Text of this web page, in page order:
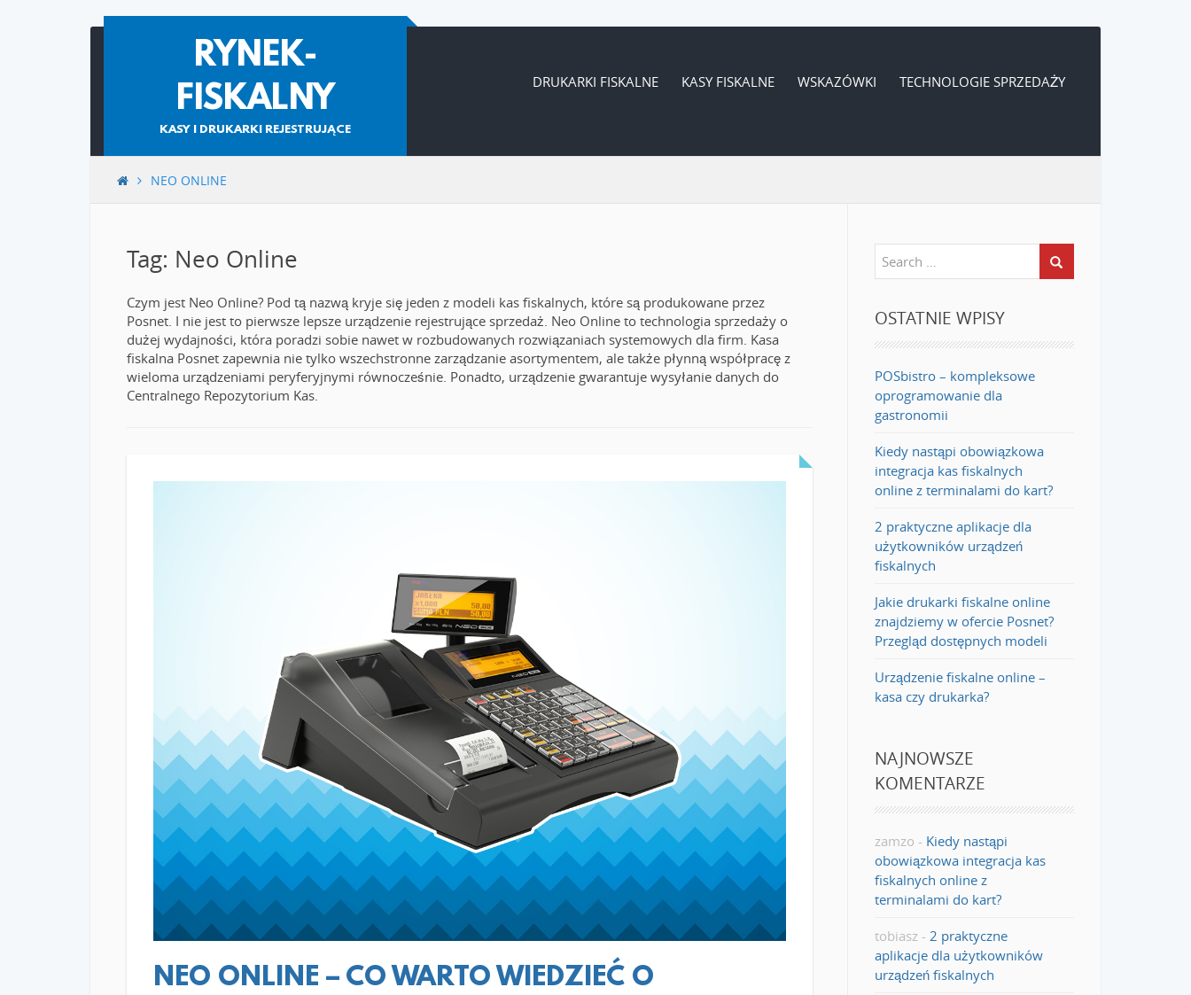
RYNEK-
FISKALNY
KASY I DRUKARKI REJESTRUJĄCE
DRUKARKI FISKALNE KASY FISKALNE WSKAZÓWKI TECHNOLOGIE SPRZEDAŻY
NEO ONLINE
Tag: Neo Online
Czym jest Neo Online? Pod tą nazwą kryje się jeden z modeli kas fiskalnych, które są produkowane przez
Posnet. I nie jest to pierwsze lepsze urządzenie rejestrujące sprzedaż. Neo Online to technologia sprzedaży o
dużej wydajności, która poradzi sobie nawet w rozbudowanych rozwiązaniach systemowych dla firm. Kasa
fiskalna Posnet zapewnia nie tylko wszechstronne zarządzanie asortymentem, ale także płynną współpracę z
wieloma urządzeniami peryferyjnymi równocześnie. Ponadto, urządzenie gwarantuje wysyłanie danych do
Centralnego Repozytorium Kas.
READ MORE
NEO ONLINE – CO WARTO WIEDZIEĆ O
OSTATNIE WPISY
POSbistro – kompleksowe
oprogramowanie dla
gastronomii
Kiedy nastąpi obowiązkowa
integracja kas fiskalnych
online z terminalami do kart?
2 praktyczne aplikacje dla
użytkowników urządzeń
fiskalnych
Jakie drukarki fiskalne online
znajdziemy w ofercie Posnet?
Przegląd dostępnych modeli
Urządzenie fiskalne online –
kasa czy drukarka?
NAJNOWSZE
KOMENTARZE
zamzo - Kiedy nastąpi
obowiązkowa integracja kas
fiskalnych online z
terminalami do kart?
tobiasz - 2 praktyczne
aplikacje dla użytkowników
urządzeń fiskalnych